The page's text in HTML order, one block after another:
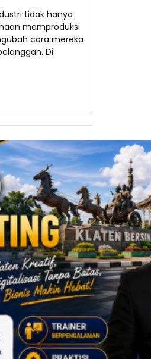
tidak hanya
memproduksi
cara mereka
Di